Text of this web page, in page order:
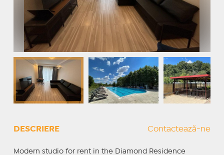
DESCRIERE Contactează-ne
Modern studio for rent in the Diamond Residence